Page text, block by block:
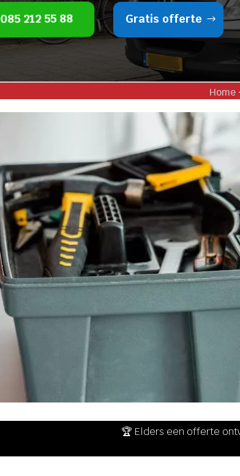
085 212 55 88 Gratis offerte
Home
🏆 Elders een offerte